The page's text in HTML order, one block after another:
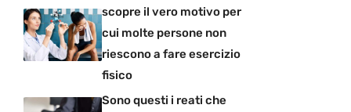
scopre il vero motivo per
cui molte persone non
riescono a fare esercizio
fisico
Sono questi i reati che